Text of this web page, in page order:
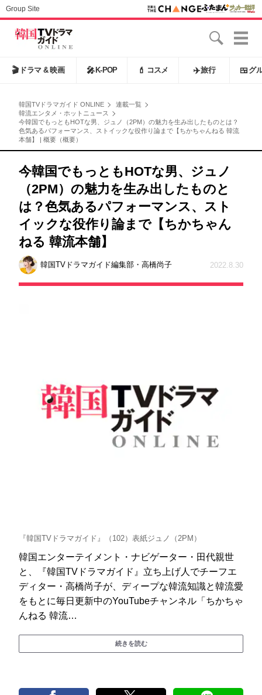
Group Site
🎬 ドラマ & 映画 🎤 K-POP 💄 コスメ ✈️旅行 🍱 グ
韓国TVドラマガイド ONLINE
連載一覧
韓流エンタメ・ホットニュース
今韓国でもっともHOTな男、ジュノ（2PM）の魅力を生み出したものとは？
色気あるパフォーマンス、ストイックな役作り論まで【ちかちゃんねる 韓流
本舗】 | 概要（概要）
今韓国でもっともHOTな男、ジュノ
（2PM）の魅力を生み出したものと
は？色気あるパフォーマンス、スト
イックな役作り論まで【ちかちゃん
ねる 韓流本舗】
韓国TVドラマガイド編集部・高橋尚子 2022.8.30
『韓国TVドラマガイド』（102）表紙ジュノ（2PM）
韓国エンターテイメント・ナビゲーター・田代親世
と、『韓国TVドラマガイド』立ち上げ人でチーフエ
ディター・高橋尚子が、ディープな韓流知識と韓流愛
をもとに毎日更新中のYouTubeチャンネル「ちかちゃ
んねる 韓流…
続きを読む